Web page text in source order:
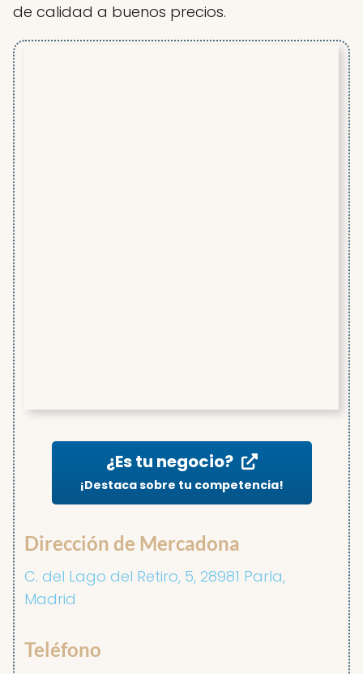
de calidad a buenos precios.
¿Es tu negocio?
¡Destaca sobre tu competencia!
Dirección de Mercadona
C. del Lago del Retiro, 5, 28981 Parla,
Madrid
Teléfono